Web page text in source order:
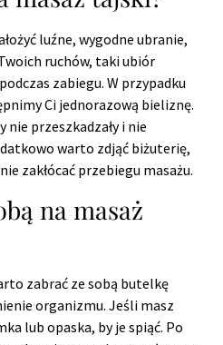
luźne, wygodne ubranie,
ruchów, taki ubiór
zabiegu. W przypadku
Ci jednorazową bieliznę.
nie przeszkadzały i nie
warto zdjąć biżuterię,
zakłócać przebiegu masażu.
na masaż
zabrać ze sobą butelkę
organizmu. Jeśli masz
lub opaska, by je spiąć. Po